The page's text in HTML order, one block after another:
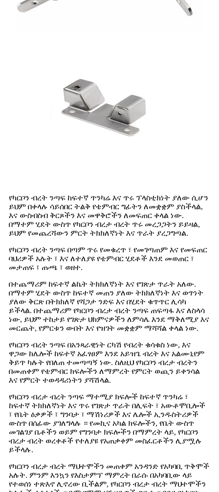
የካርቦን ብረት ንጣፍ ከፍተኛ ጥንካሬ እና ጥሩ ፕላስቲክነት ያለው ሲሆን
ይህም በቀላሉ ሳይሰበር ትልቅ የቴምብር ግፊትን ለመቋቋም ያስችላል,
እና ውስብስብ ቅርጾችን እና መዋቅሮችን ለመፍጠር ቀላል ነው.
በማተም ሂደት ውስጥ የካርቦን ብረታ ብረት ጥሩ መረጋጋትን ይይዛል,
ይህም የመጨረሻውን ምርት ትክክለኛነት እና ጥራት ያረጋግጣል.
የካርቦን ብረት ንጣፍ በጣም ጥሩ የመቁረጥ ፣ የመገጣጠም እና የመፍጠር
ባህሪዎች አሉት ፣ እና ለተለያዩ የቴምብር ሂደቶች እንደ መወጠር ፣
መታጠፍ ፣ ጡጫ ፣ ወዘተ.
በተጨማሪም ከፍተኛ ልኬት ትክክለኛነት እና የገጽታ ጥራት አለው.
በማተም ሂደት ውስጥ ከፍተኛ መጠን ያለው ትክክለኛነት እና ወጥነት
ያለው ቅርጽ በትክክለኛ የሻጋታ ንድፍ እና በሂደት ቁጥጥር ሊሳካ
ይችላል. በተጨማሪም የካርቦን ብረታ ብረት ንጣፍ ጠፍጣፋ እና ለስላሳ
ነው, ይህም ተከታይ የገጽታ ህክምናዎችን ለምሳሌ እንደ ማቅለሚያ እና
መርጨት, የምርቱን ውበት እና የዝገት መቋቋም ማሻሻል ቀላል ነው.
የካርቦን ብረት ንጣፍ በአንጻራዊነት ርካሽ የብረት ቁሳቁስ ነው, እና
ዋጋው ከሌሎች ከፍተኛ አፈፃፀም እንደ አይዝጌ ብረት እና አልሙኒየም
ቅይጥ ካሉት የበለጠ ተመጣጣኝ ነው. ስለዚህ የካርቦን ብረታ ብረትን
በመጠቀም የቴምብር ክፍሎችን ለማምረት የምርት ወጪን ይቀንሳል
እና የምርት ተወዳዳሪነትን ያሻሽላል.
የካርቦን ብረታ ብረት ንጣፍ ማተሚያ ክፍሎች ከፍተኛ ጥንካሬ ፣
ከፍተኛ ትክክለኛነት እና ጥሩ የገጽታ ጥራት በሊፍት ፣ አውቶሞቢሎች
፣ የቤት ዕቃዎች ፣ ግንባታ ፣ ማሽነሪዎች እና ሌሎች ኢንዱስትሪዎች
ውስጥ በሰፊው ያገለግላሉ ። የመኪና አካል ክፍሎችን, የቤት ውስጥ
መገልገያ ቤቶችን ወይም የግንባታ ክፍሎችን በማምረት ላይ, የካርቦን
ብረታ ብረት ወረቀቶች የተለያዩ የአጠቃቀም መስፈርቶችን ሊያሟሉ
ይችላሉ.
የካርቦን ብረታ ብረት ማህተሞችን መጠቀም አንዳንድ የአካባቢ ጥቅሞች
አሉት. ምንም እንኳን የእስታምፕ ማምረት በራሱ በአካባቢው ላይ
የተወሰነ ተጽእኖ ሊኖረው ቢችልም, የካርቦን ብረታ ብረት ማህተሞችን